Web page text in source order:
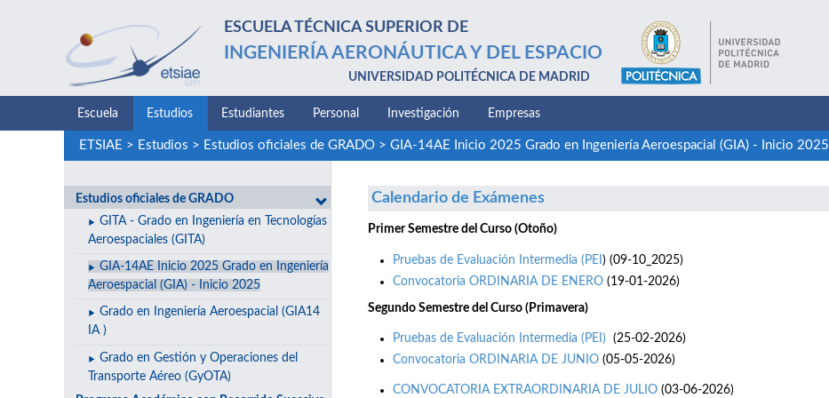
ESCUELA TÉCNICA SUPERIOR DE
INGENIERÍA AERONÁUTICA Y DEL ESPACIO
UNIVERSIDAD POLITÉCNICA DE MADRID
Escuela Estudios Estudiantes Personal Investigación Empresas
ETSIAE > Estudios > Estudios oficiales de GRADO> GIA-14AE Inicio 2025 Grado en Ingeniería Aeroespacial (GIA) - Inicio 2025
Estudios oficiales de GRADO
GITA - Grado en Ingeniería en Tecnologías
Aeroespaciales (GITA)
GIA-14AE Inicio 2025 Grado en Ingeniería
Aeroespacial (GIA) - Inicio 2025
Grado en Ingeniería Aeroespacial (GIA14
IA )
Grado en Gestión y Operaciones del
Transporte Aéreo (GyOTA)
Calendario de Exámenes
Primer Semestre del Curso (Otoño)
Pruebas de Evaluación Intermedia (PEI ) (09-10_2025)
Convocatoria ORDINARIA DE ENERO (19-01-2026)
Segundo Semestre del Curso (Primavera)
Pruebas de Evaluación Intermedia (PEI)
(25-02-2026)
Convocatoria ORDINARIA DE JUNIO (05-05-2026)
CONVOCATORIA EXTRAORDINARIA DE JULIO (03-06-2026)